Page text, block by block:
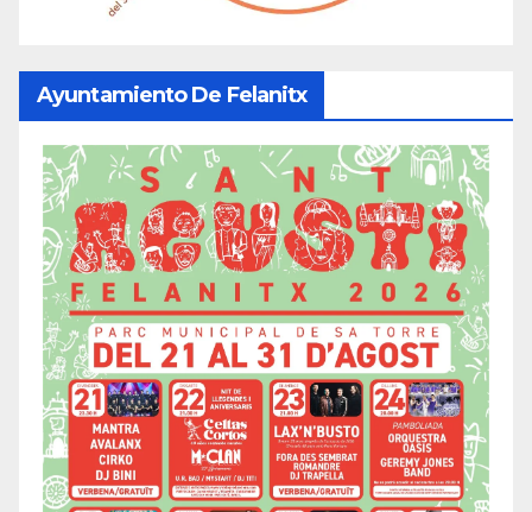
Ayuntamiento De Felanitx